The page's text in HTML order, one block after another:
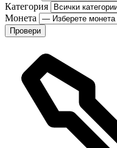
Категория
Монета
Провери